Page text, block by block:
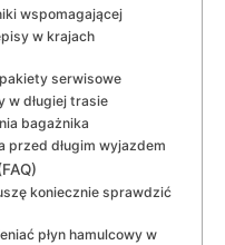
wspomagającej
w krajach
serwisowe
w długiej trasie
bagażnika
przed długim wyjazdem
koniecznie sprawdzić
płyn hamulcowy w